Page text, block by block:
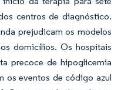
centros de diagnóstico.
prejudicam os modelos
domicílios. Os hospitais
precoce de hipoglicemia
os eventos de código azul